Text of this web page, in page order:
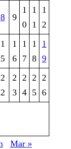
8 9
1
0
1
1
1
2
1
5
1
6
1
7
1
8
1
9
2
2
2
3
2
4
2
5
2
6
Mar »